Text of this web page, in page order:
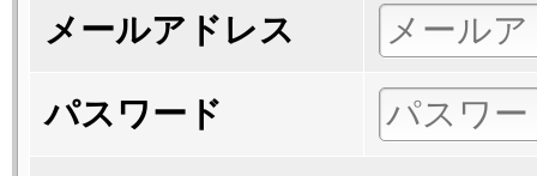
メールアドレス
パスワード